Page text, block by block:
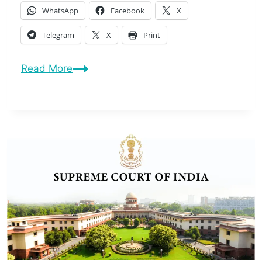
WhatsApp Facebook X
Telegram X Print
Read More